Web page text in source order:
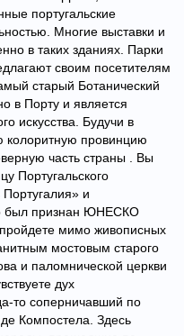
португальские
Многие выставки и
в таких зданиях. Парки
своим посетителям
старый Ботанический
в Порту и является
искусства. Будучи в
колоритную провинцию
часть страны . Вы
Португальского
Португалия» и
был признан ЮНЕСКО
мимо живописных
мостовым старого
и паломнической церкви
дух
то соперничавший по
Компостела. Здесь